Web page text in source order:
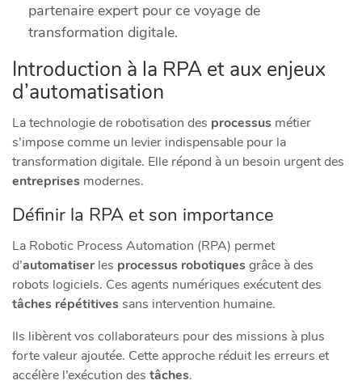
partenaire expert pour ce voyage de
transformation digitale.
Introduction à la RPA et aux enjeux
d’automatisation
La technologie de robotisation des processus métier
s’impose comme un levier indispensable pour la
transformation digitale. Elle répond à un besoin urgent des
entreprises modernes.
Définir la RPA et son importance
La Robotic Process Automation (RPA) permet
d’automatiserles processus robotiquesgrâce à des
robots logiciels. Ces agents numériques exécutent des
tâches répétitivessans intervention humaine.
Ils libèrent vos collaborateurs pour des missions à plus
forte valeur ajoutée. Cette approche réduit les erreurs et
accélère l’exécution des tâches.